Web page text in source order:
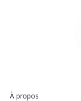
À propos